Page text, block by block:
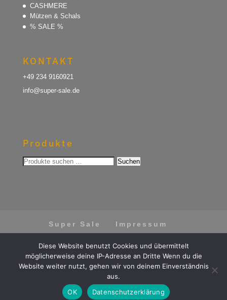
CASHMERE
Mützen & Schals
% SALE %
KONTAKT
+49 234 9160921
info@super-sale.de
Produkte
Suchen
nach:
Suchen
Super Sale
Impressum
Vertrag widerrufen
Vertrag widerrufen
Diese Website benutzt Cookies und übermittelt
möglicherweise deine IP-Adresse an Dritte Wenn du die
Website weiter nutzt, gehen wir von deinem Einverständnis
aus.
OK
Datenschutzerklärung